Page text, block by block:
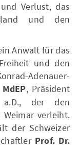
Verlust, das
und den
Anwalt für das
und den
Adenauer-
, Präsident
a.D., der den
verleiht.
der Schweizer
Prof. Dr.